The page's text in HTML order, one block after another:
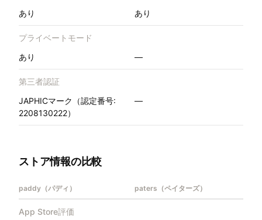
あり
あり
プライベートモード
あり
—
第三者認証
JAPHICマーク（認定番号:
2208130222）
—
ストア情報の比較
paddy（パディ） paters（ペイターズ）
App Store評価